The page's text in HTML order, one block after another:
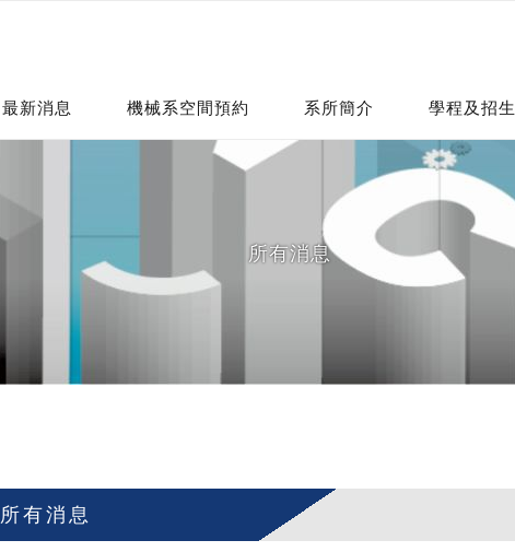
最新消息 機械系空間預約 系所簡介 學程及招生
所有消息
所有消息